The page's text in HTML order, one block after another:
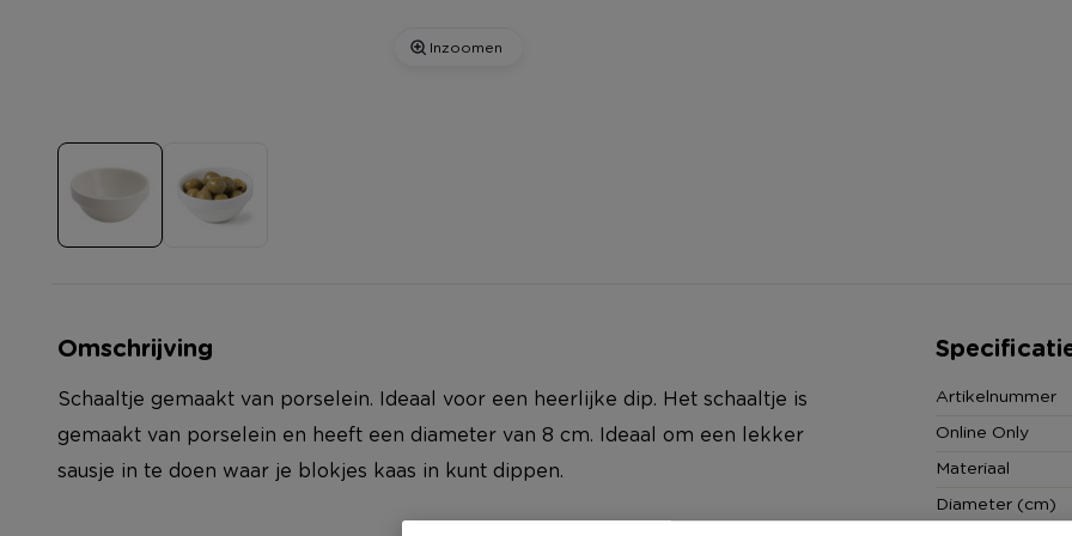
Inzoomen
Omschrijving
Schaaltje gemaakt van porselein. Ideaal voor een heerlijke dip. Het schaaltje is
gemaakt van porselein en heeft een diameter van 8 cm. Ideaal om een lekker
sausje in te doen waar je blokjes kaas in kunt dippen.
Artikelnummer
Online Only
Materiaal
Diameter (cm)